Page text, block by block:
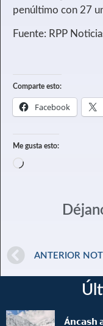
penúltimo con 27
Fuente: RPP
Comparte esto:
Facebook
Me gusta esto:
ANTERIOR
Á𝗻𝗰𝗮𝘀𝗵